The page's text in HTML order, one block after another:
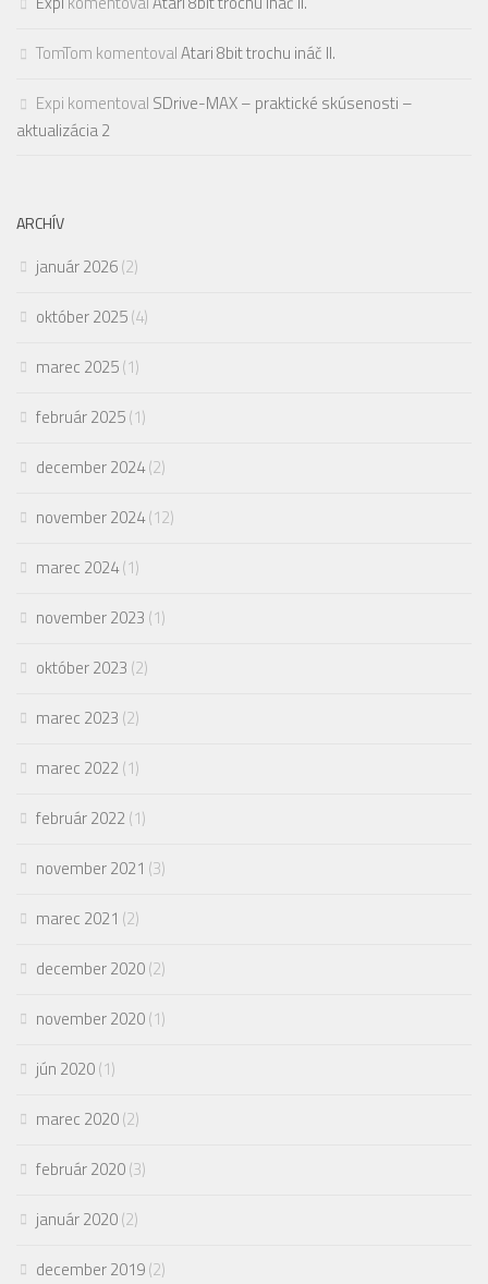
TomTom komentovalAtari 8bit trochu ináč II.
Expi komentoval SDrive-MAX – praktické skúsenosti –
aktualizácia 2
ARCHÍV
január 2026(2)
október 2025(4)
marec 2025(1)
február 2025(1)
december 2024(2)
november 2024(12)
marec 2024(1)
november 2023 (1)
október 2023 (2)
marec 2023 (2)
marec 2022(1)
február 2022(1)
november 2021 (3)
marec 2021 (2)
december 2020(2)
november 2020(1)
jún 2020(1)
marec 2020(2)
február 2020(3)
január 2020(2)
december 2019(2)